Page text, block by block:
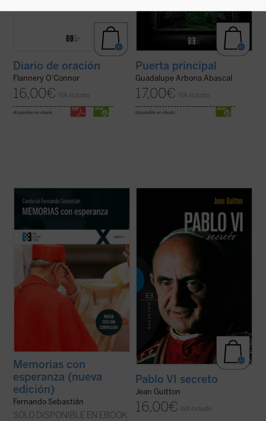
Diario de oración
Flannery O'Connor
16,00€ IVA incluido
disponible en ebook:
Puerta principal
Guadalupe Arbona Abascal
17,00€ IVA incluido
disponible en ebook:
años pasados tenemos la obligación de
ayudar a los más jóvenes a conocer la
demasiadas tensiones, demasiados
rechazos, ...(ver ficha)
Memorias con
esperanza (nueva
edición)
Fernando Sebastián
SÓLO DISPONIBLE EN EBOOK
El presente libro, publicado originalmente
un año después de la muerte de Pablo VI,
recoge las notas tomadas por Jean Guitton
a lo largo de veintisiete años (1950-1977)
de encuentros con Montini, de quien fue
amigo, y quien le confió sus ...
(ver ficha)
Pablo VI secreto
Jean Guitton
16,00€ IVA incluido